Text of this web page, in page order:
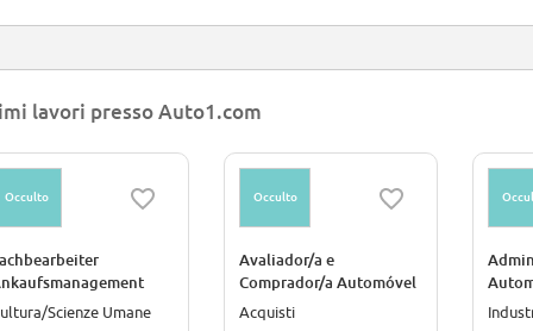
lavori presso Auto1.com
Occulto
(d/m/w)
Scienze Umane
Occulto
Avaliador/a e
Comprador/a Automóvel
- Alfragide (M/F/D)
Acquisti